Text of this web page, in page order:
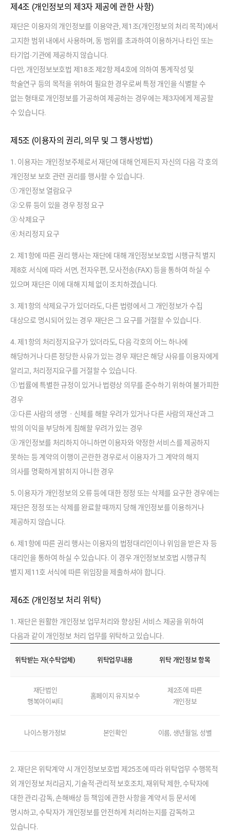
제4조 (개인정보의 제3자 제공에 관한 사항)
재단은 이용자의 개인정보를 이용약관, 제1조(개인정보의 처리 목적)에서
고지한 범위 내에서 사용하며, 동 범위를 초과하여 이용하거나 타인 또는
타기업∙기관에 제공하지 않습니다.
다만, 개인정보보호법 제18조 제2항 제4호에 의하여 통계작성 및
학술연구 등의 목적을 위하여 필요한 경우로써 특정 개인을 식별할 수
없는 형태로 개인정보를 가공하여 제공하는 경우에는 제3자에게 제공할
수 있습니다.
제5조 (이용자의 권리, 의무 및 그 행사방법)
1. 이용자는 개인정보주체로서 재단에 대해 언제든지 자신의 다음 각 호의
개인정보 보호 관련 권리를 행사할 수 있습니다.
① 개인정보 열람요구
② 오류 등이 있을 경우 정정 요구
③ 삭제요구
④ 처리정지 요구
2. 제1항에 따른 권리 행사는 재단에 대해 개인정보보호법 시행규칙 별지
제8호 서식에 따라 서면, 전자우편, 모사전송(FAX) 등을 통하여 하실 수
있으며 재단은 이에 대해 지체 없이 조치하겠습니다.
3. 제1항의 삭제요구가 있더라도, 다른 법령에서 그 개인정보가 수집
대상으로 명시되어 있는 경우 재단은 그 요구를 거절할 수 있습니다.
4. 제1항의 처리정지요구가 있더라도, 다음 각호의 어느 하나에
해당하거나 다른 정당한 사유가 있는 경우 재단은 해당 사유를 이용자에게
알리고, 처리정지요구를 거절할 수 있습니다.
① 법률에 특별한 규정이 있거나 법령상 의무를 준수하기 위하여 불가피한
경우
② 다른 사람의 생명ㆍ신체를 해할 우려가 있거나 다른 사람의 재산과 그
밖의 이익을 부당하게 침해할 우려가 있는 경우
③ 개인정보를 처리하지 아니하면 이용자와 약정한 서비스를 제공하지
못하는 등 계약의 이행이 곤란한 경우로서 이용자가 그 계약의 해지
의사를 명확하게 밝히지 아니한 경우
5. 이용자가 개인정보의 오류 등에 대한 정정 또는 삭제를 요구한 경우에는
재단은 정정 또는 삭제를 완료할 때까지 당해 개인정보를 이용하거나
제공하지 않습니다.
6. 제1항에 따른 권리 행사는 이용자의 법정대리인이나 위임을 받은 자 등
대리인을 통하여 하실 수 있습니다. 이 경우 개인정보보호법 시행규칙
별지 제11호 서식에 따른 위임장을 제출하셔야 합니다.
제6조 (개인정보 처리 위탁)
1. 재단은 원활한 개인정보 업무처리와 향상된 서비스 제공을 위하여
다음과 같이 개인정보 처리 업무를 위탁하고 있습니다.
인
받
는
자
(
수
탁
위탁받는 자(수탁업체) 위탁업무내용 위탁 개인정보 항목
재단법인
행복아이씨티
홈페이지 유지보수
제2조에 따른
개인정보
나이스평가정보 본인확인 이름, 생년월일, 성별
2. 재단은 위탁계약 시 개인정보보호법 제25조에 따라 위탁업무 수행목적
외 개인정보 처리금지, 기술적∙관리적 보호조치, 재위탁 제한, 수탁자에
대한 관리∙감독, 손해배상 등 책임에 관한 사항을 계약서 등 문서에
명시하고, 수탁자가 개인정보를 안전하게 처리하는지를 감독하고
있습니다.